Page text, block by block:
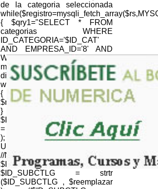
de la categoria seleccionada
{ $qry1="SELECT * FROM
categorias WHERE
ID_CATEGORIA='$ID_CAT'
AND EMPRESA_ID='8' AND
WEB='1' "; $resultQRY =
mysqli_query($link,$qry1) or
die(mysqli_error());
{
} //NOMBRE CATALOGO
$ID_CTLG=$CTLG; $ID_CTLG
= strtr ($ID_CTLG , $reemplazar
); $ID_CTLG =
//NOMBRE SUBCATALOGO
$ID_SUBCTLG=$SUBCTLG;
$ID_SUBCTLG = strtr
($ID_SUBCTLG , $reemplazar